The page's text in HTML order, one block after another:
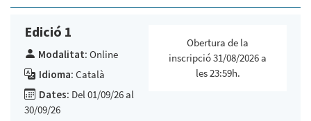
Edició 1
Modalitat: Online
Idioma: Català
Dates: Del 01/09/26 al
30/09/26
Obertura de la
inscripció 31/08/2026 a
les 23:59h.